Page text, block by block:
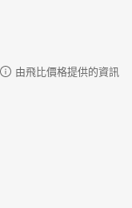
由飛比價格提供的資訊